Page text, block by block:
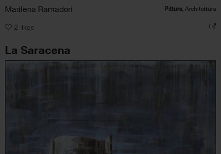
Marilena Ramadori Pittura, Architettura
2 likes
La Saracena